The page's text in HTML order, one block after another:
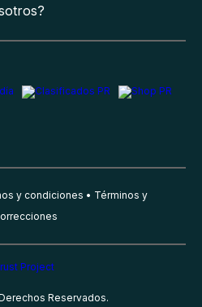
y condiciones
Términos y
Reservados.